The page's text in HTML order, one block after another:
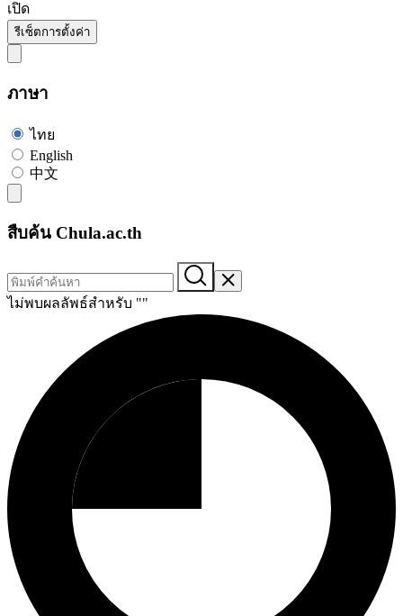
เปิด
รีเซ็ตการตั้งค่า
ภาษา
ไทย
English
中文
สืบค้น Chula.ac.th
ไม่พบผลลัพธ์สำหรับ ""